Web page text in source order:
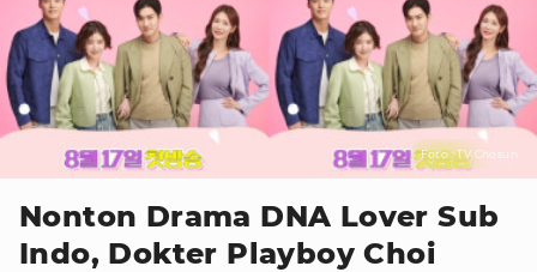
Foto : TV Chosun
Nonton Drama DNA Lover Sub
Indo, Dokter Playboy Choi